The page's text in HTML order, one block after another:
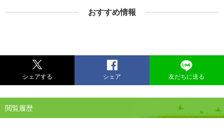
おすすめ情報
シェアする シェア 友だちに送る
閲覧履歴